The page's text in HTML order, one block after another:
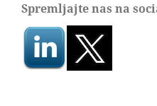
Spremljajte nas na